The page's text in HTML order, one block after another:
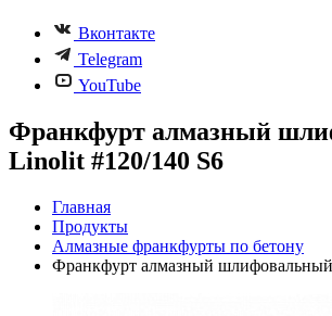
Вконтакте
Telegram
YouTube
Франкфурт алмазный
Linolit #120/140 S6
Главная
Продукты
Алмазные франкфурты по бетону
Франкфурт алмазный